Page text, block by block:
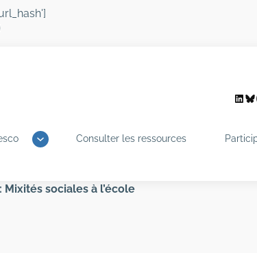
Consulter les ressources
sociales à l’école